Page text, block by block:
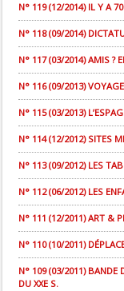
N° 119 (12/2014) IL Y A
N° 118 (09/2014)
N° 117 (03/2014) AMIS ?
N° 116 (09/2013)
N° 115 (03/2013)
N° 114 (12/2012) SITES
N° 113 (09/2012) LES
N° 112 (06/2012) LES
N° 111 (12/2011) ART &
N° 110 (10/2011)
N° 109 (03/2011) BANDE
DU XXE S.